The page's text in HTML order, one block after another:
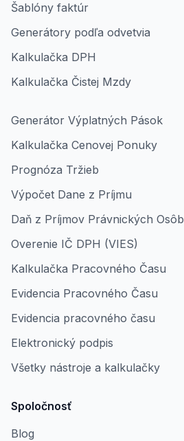
Šablóny faktúr
Generátory podľa odvetvia
Kalkulačka DPH
Kalkulačka Čistej Mzdy
Generátor Výplatných Pások
Kalkulačka Cenovej Ponuky
Prognóza Tržieb
Výpočet Dane z Príjmu
Daň z Príjmov Právnických Osôb
Overenie IČ DPH (VIES)
Kalkulačka Pracovného Času
Evidencia Pracovného Času
Evidencia pracovného času
Elektronický podpis
Všetky nástroje a kalkulačky
Spoločnosť
Blog